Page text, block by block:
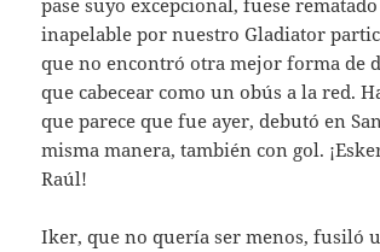
pase suyo excepcional, fuese
inapelable por nuestro Gladiator
que no encontró otra mejor forma de
que cabecear como un obús a la red.
que parece que fue ayer, debutó en
misma manera, también con gol.
Raúl!
Iker, que no quería ser menos, fusiló